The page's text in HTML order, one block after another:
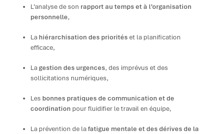
L’analyse de son rapport au temps et à l’organisation
personnelle,
La hiérarchisation des prioritéset la planification
efficace,
Lagestion des urgences, des imprévus et des
sollicitations numériques,
Les bonnes pratiques de communication et de
coordination pour fluidifier le travail en équipe,
La prévention de lafatigue mentale et des dérives de la